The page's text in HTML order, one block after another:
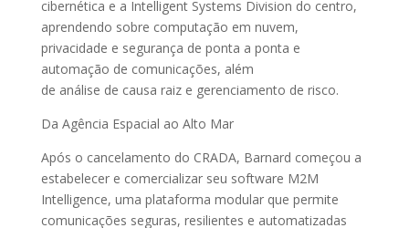
cibernética e a Intelligent Systems Division do centro,
aprendendo sobre computação em nuvem,
privacidade e segurança de ponta a ponta e
automação de comunicações, além
de análise de causa raiz e gerenciamento de risco.
Da Agência Espacial ao Alto Mar
Após o cancelamento do CRADA, Barnard começou a
estabelecer e comercializar seu software M2M
Intelligence, uma plataforma modular que permite
comunicações seguras, resilientes e automatizadas